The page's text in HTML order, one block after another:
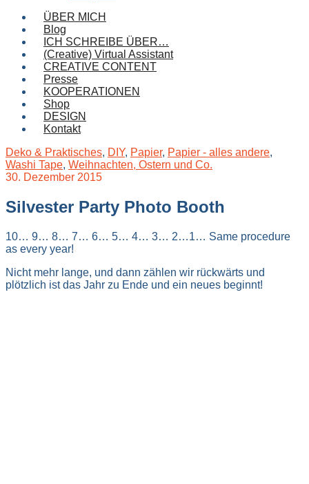
ÜBER MICH
Blog
ICH SCHREIBE ÜBER…
(Creative) Virtual Assistant
CREATIVE CONTENT
Presse
KOOPERATIONEN
Shop
DESIGN
Kontakt
Deko & Praktisches, DIY, Papier, Papier - alles andere,
Washi Tape, Weihnachten, Ostern und Co.
30. Dezember 2015
Silvester Party Photo Booth
10… 9… 8… 7… 6… 5… 4… 3… 2…1… Same procedure
as every year!
Nicht mehr lange, und dann zählen wir rückwärts und
plötzlich ist das Jahr zu Ende und ein neues beginnt!